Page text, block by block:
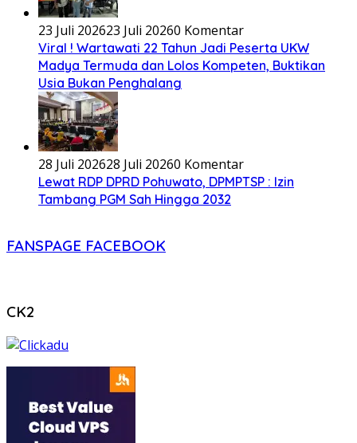
23 Juli 202623 Juli 20260 Komentar
Viral ! Wartawati 22 Tahun Jadi Peserta UKW
Madya Termuda dan Lolos Kompeten, Buktikan
Usia Bukan Penghalang
28 Juli 202628 Juli 20260 Komentar
Lewat RDP DPRD Pohuwato, DPMPTSP : Izin
Tambang PGM Sah Hingga 2032
FANSPAGE FACEBOOK
CK2